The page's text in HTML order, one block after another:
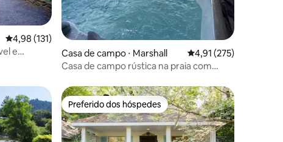
4,98 de uma avaliação média de 5, 131 avaliações
4,98 (131)
e
Casa de campo ⋅ Marshall 4,91 de uma avaliação
4,91 (275)
Casa de campo rústica na praia com
Bay
Preferido dos hóspedes
Preferido dos hóspedes